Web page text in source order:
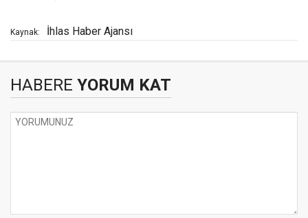
Kaynak: İhlas Haber Ajansı
HABERE YORUM KAT